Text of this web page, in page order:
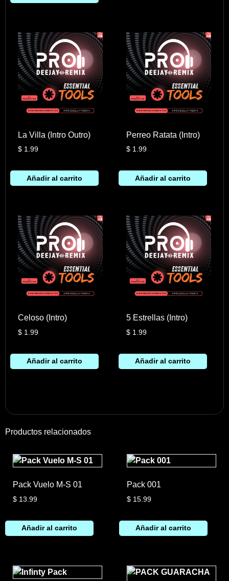
La Villa (Intro Outro)
$1.99
Añadir al carrito
Perreo Ratata (Intro)
$ 1.99
Añadir al carrito
Celoso (Intro)
$1.99
Añadir al carrito
5 Estrellas (Intro)
$ 1.99
Añadir al carrito
Productos relacionados
Pack Vuelo M-S 01
$ 13.99
Añadir al carrito
Pack 001
$15.99
Añadir al carrito